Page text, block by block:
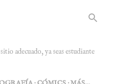
adecuado, ya seas estudiante